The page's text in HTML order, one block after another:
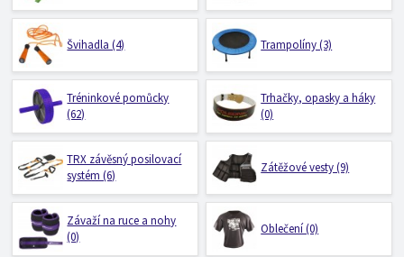
Švihadla (4) Trampolíny (3)
Tréninkové pomůcky
(62)
Trhačky, opasky a háky
(0)
TRX závěsný posilovací
systém (6)
Zátěžové vesty (9)
Závaží na ruce a nohy
(0)
Oblečení (0)